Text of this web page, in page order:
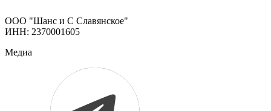
ООО "Шанс и С Славянское"
ИНН: 2370001605
Медиа